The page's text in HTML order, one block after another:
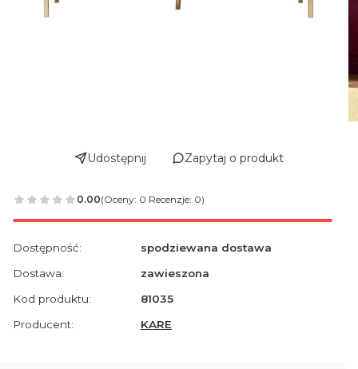
Udostępnij Zapytaj o produkt
0.00(Oceny: 0 Recenzje: 0)
Dostępność:
spodziewana dostawa
Dostawa:
zawieszona
Kod produktu:
81035
Producent:
KARE